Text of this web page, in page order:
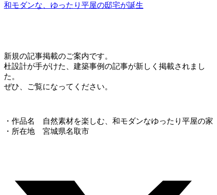
和モダンな、ゆったり平屋の邸宅が誕生
新規の記事掲載のご案内です。
杜設計が手がけた、建築事例の記事が新しく掲載されまし
た。
ぜひ、ご覧になってください。
・作品名 自然素材を楽しむ、和モダンなゆったり平屋の家
・所在地 宮城県名取市